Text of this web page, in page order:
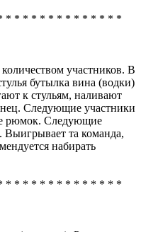
* * * * * * * * * * * * * *
участников. В
бутылка вина (водки)
к стульям, наливают
Следующие участники
рюмок. Следующие
Выигрывает та команда,
набирать
* * * * * * * * * * * * * *